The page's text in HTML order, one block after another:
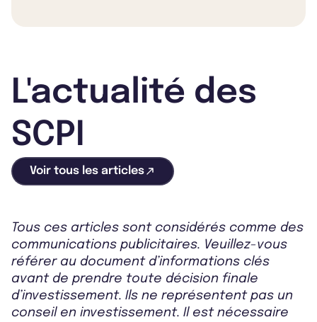
L'actualité des
SCPI
Voir tous les articles
Tous ces articles sont considérés comme des
communications publicitaires. Veuillez-vous
référer au document d’informations clés
avant de prendre toute décision finale
d’investissement. Ils ne représentent pas un
conseil en investissement. Il est nécessaire